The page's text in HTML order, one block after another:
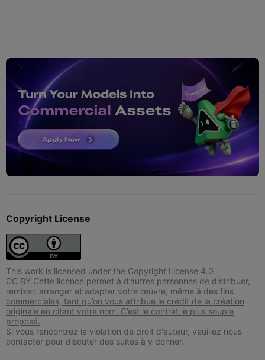
Copyright License
This work is licensed under the Copyright License 4.0.
CC BY Cette licence permet à d’autres personnes de distribuer,
remixer, arranger et adapter votre œuvre, même à des fins
commerciales, tant qu’on vous attribue le crédit de la création
originale en citant votre nom. C’est le contrat le plus souple
proposé.
Si vous rencontrez la violation de droit d'auteur, veuillez nous
contacter pour discuter des suites à y donner.